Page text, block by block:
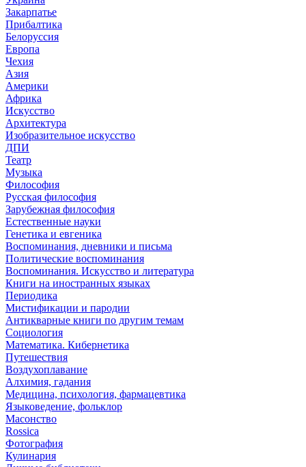
Закарпатье
Прибалтика
Белоруссия
Европа
Чехия
Азия
Америки
Африка
Искусство
Архитектура
Изобразительное искусство
ДПИ
Театр
Музыка
Философия
Русская философия
Зарубежная философия
Естественные науки
Генетика и евгеника
Воспоминания, дневники и письма
Политические воспоминания
Воспоминания. Искусство и литература
Книги на иностранных языках
Периодика
Мистификации и пародии
Антикварные книги по другим темам
Социология
Математика. Кибернетика
Путешествия
Воздухоплавание
Алхимия, гадания
Медицина, психология, фармацевтика
Языковедение, фольклор
Масонство
Rossica
Фотография
Кулинария